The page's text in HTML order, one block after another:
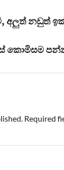
නඩුත්
කොමිසම
Required